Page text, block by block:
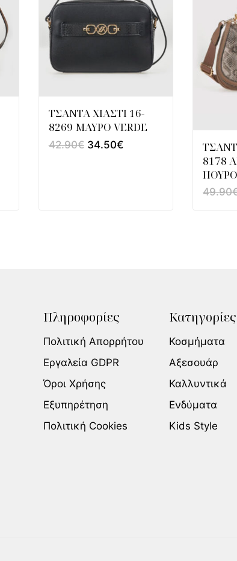
ΤΣΑΝΤΑ ΧΙΑΣΤΙ 16-
8269 ΜΑΥΡΟ VERDE
42.90€ 34.50€
8178
49.90
Πληροφορίες
Πολιτική Απορρήτου
Εργαλεία GDPR
Όροι Χρήσης
Εξυπηρέτηση
Πολιτική Cookies
Κατηγορίες
Κοσμήματα
Αξεσουάρ
Καλλυντικά
Ενδύματα
Kids Style